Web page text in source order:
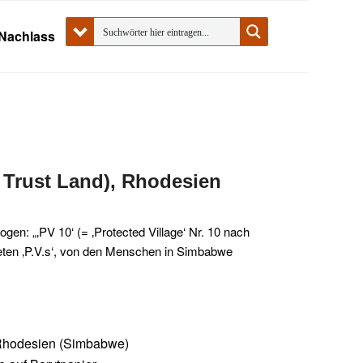
Land), Rhodesien
„‚PV 10‘ (= ‚Protected Village‘ Nr. 10 nach
‚P.V.s‘, von den Menschen in Simbabwe
(Simbabwe)